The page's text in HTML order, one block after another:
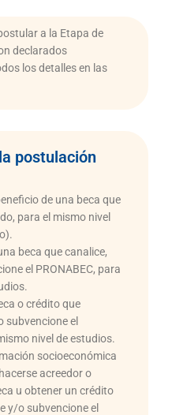
a la Etapa de
declarados
los detalles en las
postulación
de una beca que
para el mismo nivel
beca que canalice,
el PRONABEC, para
o crédito que
subvencione el
nivel de estudios.
socioeconómica
acreedor o
u obtener un crédito
y/o subvencione el